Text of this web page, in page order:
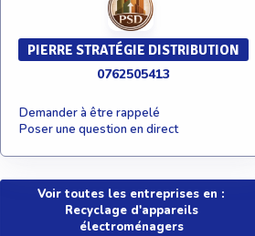
PIERRE STRATÉGIE DISTRIBUTION
0762505413
Demander à être rappelé
Poser une question en direct
Voir toutes les entreprises en :
Recyclage d'appareils
électroménagers